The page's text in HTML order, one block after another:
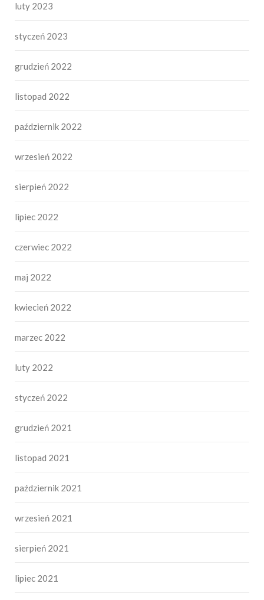
luty 2023
styczeń 2023
grudzień 2022
listopad 2022
październik 2022
wrzesień 2022
sierpień 2022
lipiec 2022
czerwiec 2022
maj 2022
kwiecień 2022
marzec 2022
luty 2022
styczeń 2022
grudzień 2021
listopad 2021
październik 2021
wrzesień 2021
sierpień 2021
lipiec 2021